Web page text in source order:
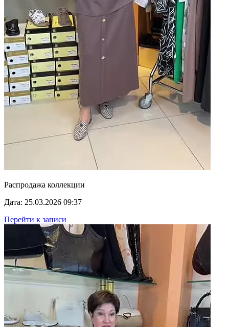
Распродажа коллекции
Дата: 25.03.2026 09:37
Перейти к записи